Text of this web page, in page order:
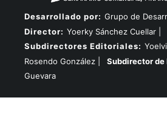
Desarrollado por: Grupo de
Director: Yoerky Sánchez Cuellar |
Subdirectores Editoriales:
Rosendo González |
Subdirector de
Guevara